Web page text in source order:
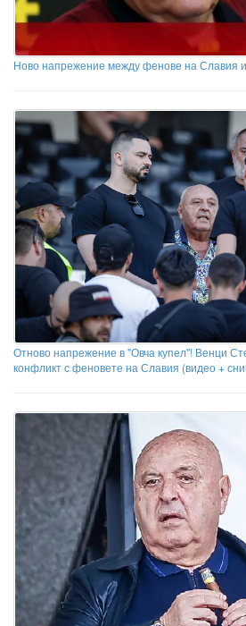
Ново напрежение между фенове на
Отново напрежение в "Овча купел"! Венци
конфликт с феновете на Славия (видео +